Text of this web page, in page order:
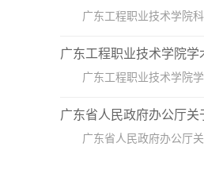
广东工程职业技术学院
广东工程职业技术学院学
广东工程职业技术学院
广东省人民政府办公厅
广东省人民政府办公厅